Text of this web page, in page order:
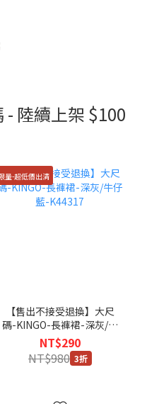
- 陸續上架 $100
量-超低價出清
【售出不接受退換】大尺
碼-KINGO-長褲裙-深灰/牛
仔藍-K44317
NT$290
NT$980 3折